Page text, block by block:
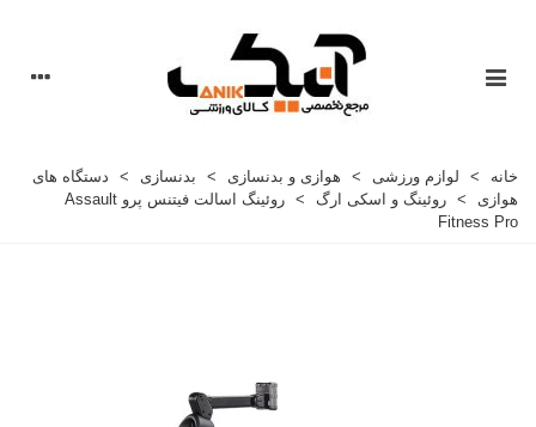
خانه > لوازم ورزشی > هوازی و بدنسازی > بدنسازی >
دستگاه های
هوازی
> روئینگ و اسکی ارگ >
روئینگ اسالت فیتنس پرو Assault
Fitness Pro